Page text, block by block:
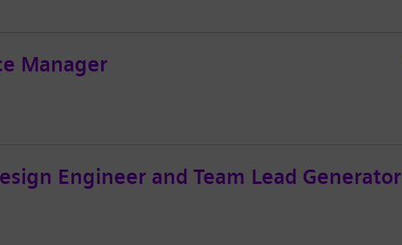
Manager
Engineer and Team Lead Generator